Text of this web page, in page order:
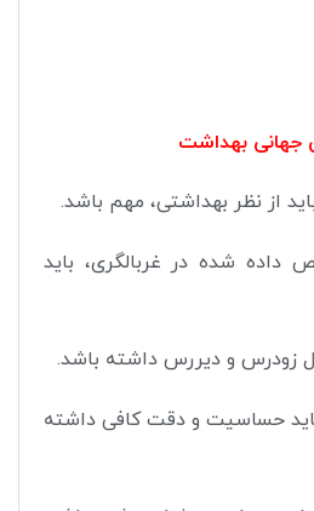
داده شده در غربالگری، باید
حساسیت و دقت کافی داشته